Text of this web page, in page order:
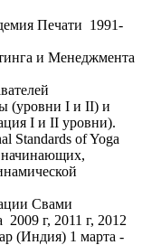
Печати 1991-
и Менеджмента
(уровни I и II) и
I и II уровни).
Standards of Yoga
начинающих,
Свами
г, 2011 г, 2012
(Индия) 1 марта -